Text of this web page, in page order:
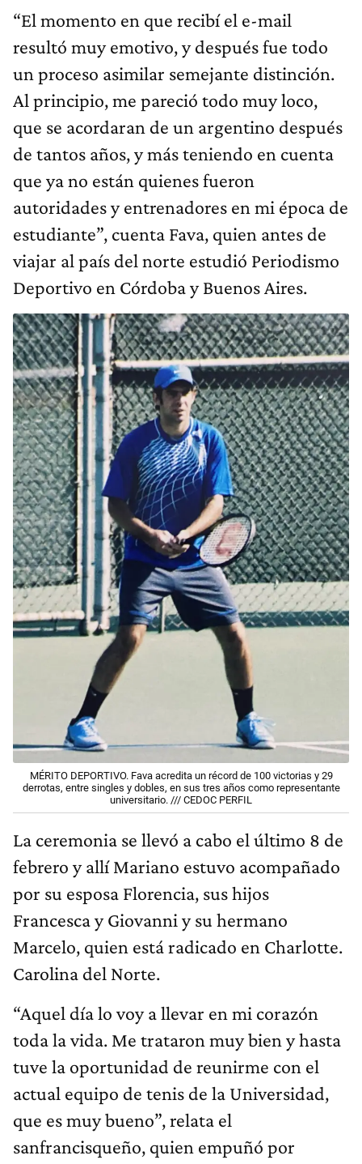
“El momento en que recibí el e-mail
resultó muy emotivo, y después fue todo
un proceso asimilar semejante distinción.
Al principio, me pareció todo muy loco,
que se acordaran de un argentino después
de tantos años, y más teniendo en cuenta
que ya no están quienes fueron
autoridades y entrenadores en mi época de
estudiante”, cuenta Fava, quien antes de
viajar al país del norte estudió Periodismo
Deportivo en Córdoba y Buenos Aires.
MÉRITO DEPORTIVO. Fava acredita un récord de 100 victorias y 29
derrotas, entre singles y dobles, en sus tres años como representante
universitario. /// CEDOC PERFIL
La ceremonia se llevó a cabo el último 8 de
febrero y allí Mariano estuvo acompañado
por su esposa Florencia, sus hijos
Francesca y Giovanni y su hermano
Marcelo, quien está radicado en Charlotte.
Carolina del Norte.
“Aquel día lo voy a llevar en mi corazón
toda la vida. Me trataron muy bien y hasta
tuve la oportunidad de reunirme con el
actual equipo de tenis de la Universidad,
que es muy bueno”, relata el
sanfrancisqueño, quien empuñó por